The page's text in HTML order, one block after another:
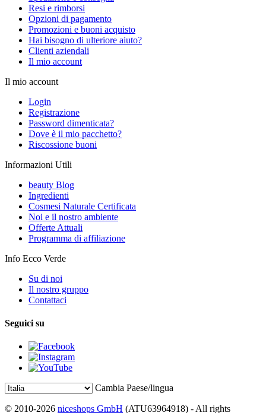
Resi e rimborsi
Opzioni di pagamento
Promozioni e buoni acquisto
Hai bisogno di ulteriore aiuto?
Clienti aziendali
Il mio account
Il mio account
Login
Registrazione
Password dimenticata?
Dove è il mio pacchetto?
Riscossione buoni
Informazioni Utili
beauty Blog
Ingredienti
Cosmesi Naturale Certificata
Noi e il nostro ambiente
Offerte Attuali
Programma di affiliazione
Info Ecco Verde
Su di noi
Il nostro gruppo
Contattaci
Seguici su
Cambia Paese/lingua
© 2010-2026 niceshops GmbH (ATU63964918) - All rights